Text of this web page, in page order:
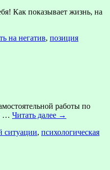
Как показывает жизнь, на
на негатив, позиция
работы по
… Читать далее →
ситуации, психологическая